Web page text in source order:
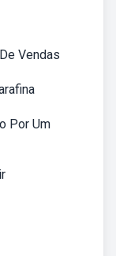
Vendas
Por Um